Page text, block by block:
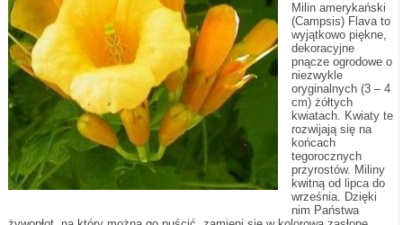
Milin amerykański
(Campsis) Flava to
wyjątkowo piękne,
dekoracyjne
pnącze ogrodowe o
niezwykle
oryginalnych (3 – 4
cm) żółtych
kwiatach. Kwiaty te
rozwijają się na
końcach
tegorocznych
przyrostów. Miliny
kwitną od lipca do
września. Dzięki
nim Państwa